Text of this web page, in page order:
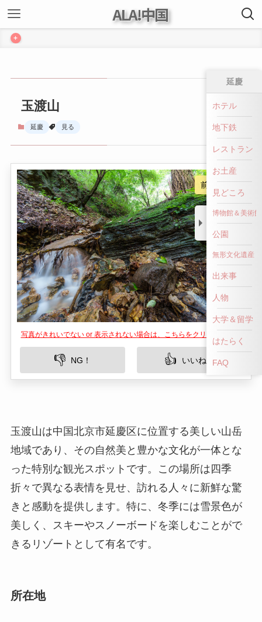
ALA!中国
+
玉渡山
延慶 見る
前へ戻る
写真がきれいでない or 表示されない場合は、こちらをクリックして！
👎 NG！ 👍 いいね！
玉渡山は中国北京市延慶区に位置する美しい山岳
地域であり、その自然美と豊かな文化が一体とな
った特別な観光スポットです。この場所は四季
折々で異なる表情を見せ、訪れる人々に新鮮な驚
きと感動を提供します。特に、冬季には雪景色が
美しく、スキーやスノーボードを楽しむことがで
きるリゾートとして有名です。
所在地
延慶
ホテル
地下鉄
レストラン
お土産
見どころ
博物館＆美術館
公園
無形文化遺産
出来事
人物
大学＆留学
はたらく
FAQ